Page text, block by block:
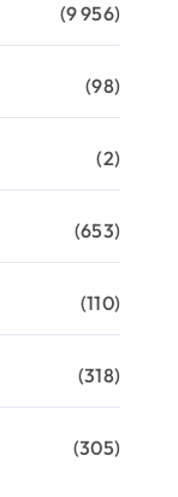
(9 956)
(98)
(2)
(653)
(110)
(318)
(305)